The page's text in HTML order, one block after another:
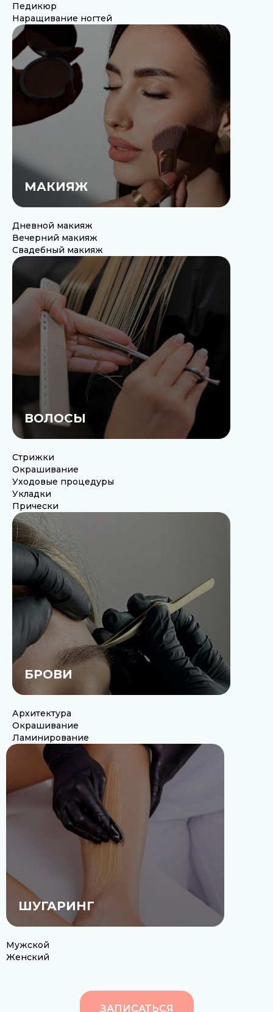
Педикюр
Наращивание ногтей
МАКИЯЖ
Дневной макияж
Вечерний макияж
Свадебный макияж
ВОЛОСЫ
Стрижки
Окрашивание
Уходовые процедуры
Укладки
Прически
БРОВИ
Архитектура
Окрашивание
Ламинирование
ШУГАРИНГ
Мужской
Женский
ЗАПИСАТЬСЯ